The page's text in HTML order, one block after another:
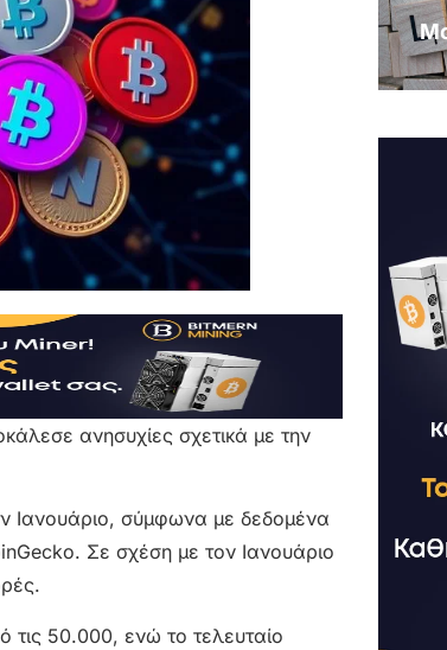
ανησυχίες σχετικά με την
Ιανουάριο, σύμφωνα με δεδομένα
Σε σχέση με τον Ιανουάριο
τις 50.000, ενώ το τελευταίο